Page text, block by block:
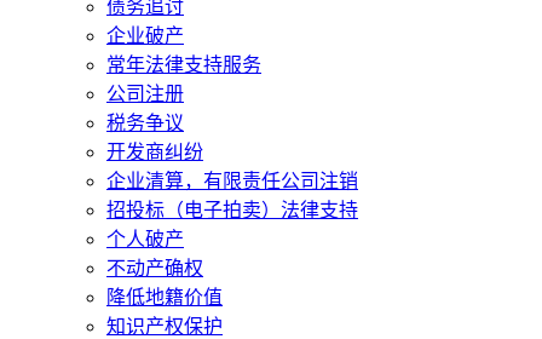
债务追讨
企业破产
常年法律支持服务
公司注册
税务争议
开发商纠纷
企业清算，有限责任公司注销
招投标（电子拍卖）法律支持
个人破产
不动产确权
降低地籍价值
知识产权保护